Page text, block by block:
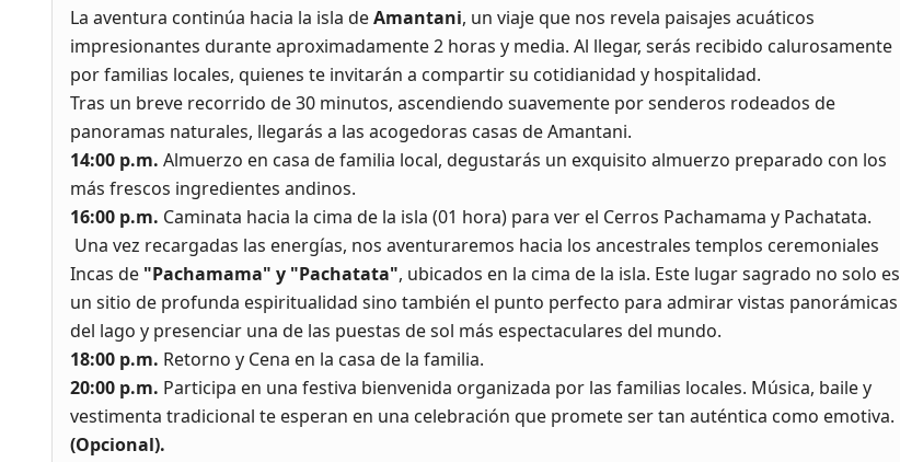
La aventura continúa hacia la isla deAmantani, un viaje que nos revela paisajes acuáticos
impresionantes durante aproximadamente 2 horas y media. Al llegar, serás recibido calurosamente
por familias locales, quienes te invitarán a compartir su cotidianidad y hospitalidad.
Tras un breve recorrido de 30 minutos, ascendiendo suavemente por senderos rodeados de
panoramas naturales, llegarás a las acogedoras casas de Amantani.
14:00 p.m. Almuerzo en casa de familia local, degustarás un exquisito almuerzo preparado con los
más frescos ingredientes andinos.
16:00 p.m. Caminata hacia la cima de la isla (01 hora) para ver el Cerros Pachamama y Pachatata.
Una vez recargadas las energías, nos aventuraremos hacia los ancestrales templos ceremoniales
Incas de "Pachamama" y "Pachatata", ubicados en la cima de la isla. Este lugar sagrado no solo es
un sitio de profunda espiritualidad sino también el punto perfecto para admirar vistas panorámicas
del lago y presenciar una de las puestas de sol más espectaculares del mundo.
18:00 p.m. Retorno y Cena en la casa de la familia.
20:00 p.m. Participa en una festiva bienvenida organizada por las familias locales. Música, baile y
vestimenta tradicional te esperan en una celebración que promete ser tan auténtica como emotiva.
(Opcional).